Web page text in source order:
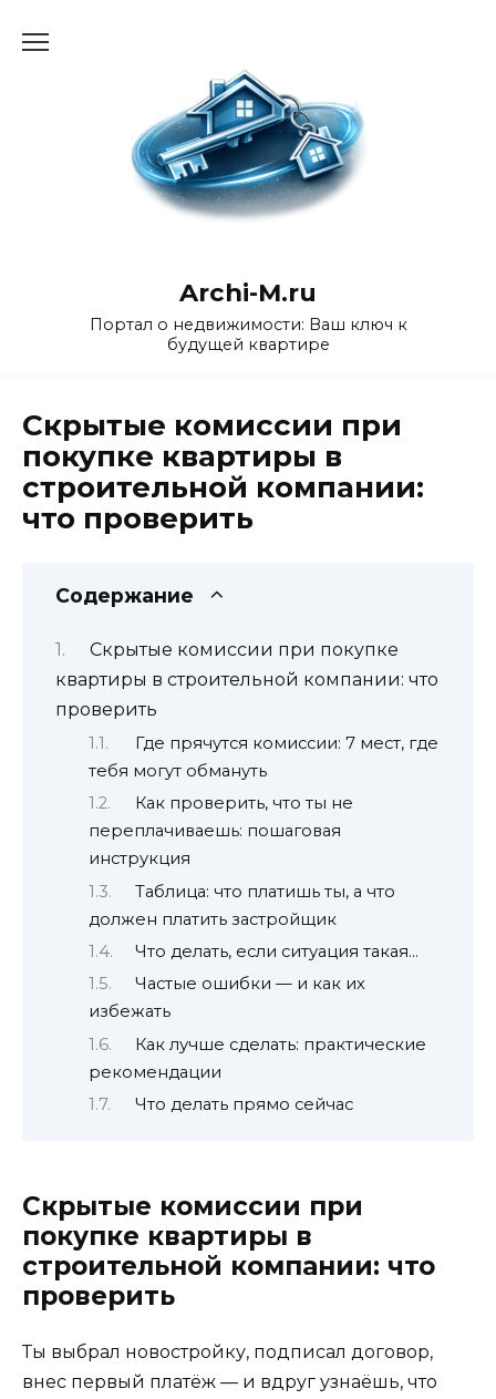
Archi-M.ru
Портал о недвижимости: Ваш ключ к
будущей квартире
Скрытые комиссии при
покупке квартиры в
строительной компании:
что проверить
Содержание
Скрытые комиссии при покупке
квартиры в строительной компании: что
проверить
Где прячутся комиссии: 7 мест, где
тебя могут обмануть
Как проверить, что ты не
переплачиваешь: пошаговая
инструкция
Таблица: что платишь ты, а что
должен платить застройщик
Что делать, если ситуация такая…
Частые ошибки — и как их
избежать
Как лучше сделать: практические
рекомендации
Что делать прямо сейчас
Скрытые комиссии при
покупке квартиры в
строительной компании: что
проверить
Ты выбрал новостройку, подписал договор,
внес первый платёж — и вдруг узнаёшь, что